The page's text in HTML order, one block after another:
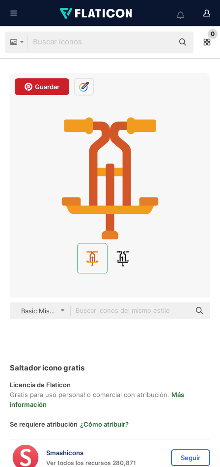
0
Guardar
Basic Miscellany Flat
Saltador icono gratis
Licencia de Flaticon
Gratis para uso personal o comercial con atribución. Más
información
Se requiere atribución ¿Cómo atribuir?
Smashicons
Ver todos los recursos 280,871
Seguir